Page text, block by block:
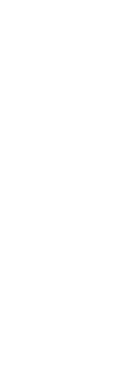
asymetrií